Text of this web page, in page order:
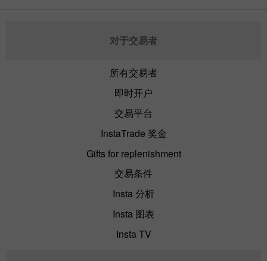
对于交易者
所有交易者
即时开户
交易平台
InstaTrade 奖金
Gifts for replenishment
交易条件
Insta 分析
Insta 图表
Insta TV